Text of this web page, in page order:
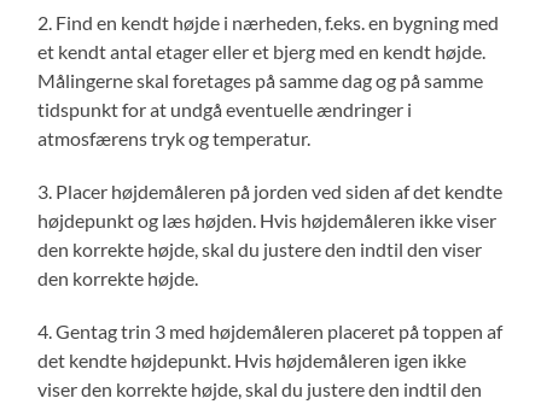
2. Find en kendt højde i nærheden, f.eks. en bygning med
et kendt antal etager eller et bjerg med en kendt højde.
Målingerne skal foretages på samme dag og på samme
tidspunkt for at undgå eventuelle ændringer i
atmosfærens tryk og temperatur.
3. Placer højdemåleren på jorden ved siden af det kendte
højdepunkt og læs højden. Hvis højdemåleren ikke viser
den korrekte højde, skal du justere den indtil den viser
den korrekte højde.
4. Gentag trin 3 med højdemåleren placeret på toppen af
det kendte højdepunkt. Hvis højdemåleren igen ikke
viser den korrekte højde, skal du justere den indtil den